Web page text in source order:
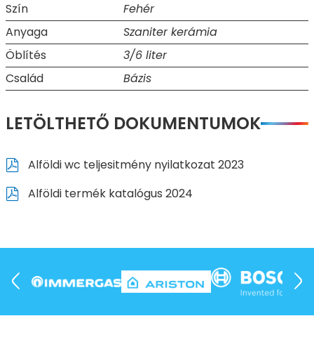
Szín
Fehér
Anyaga
Szaniter kerámia
Öblítés
3/6 liter
Család
Bázis
LETÖLTHETŐ DOKUMENTUMOK
Alföldi wc teljesitmény nyilatkozat 2023
Alföldi termék katalógus 2024